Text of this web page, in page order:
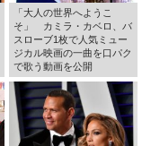
「大人の世界へようこ
そ」 カミラ・カベロ、バ
スローブ1枚で人気ミュー
ジカル映画の一曲を口パク
で歌う動画を公開